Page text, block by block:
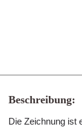
Beschreibung:
Die Zeichnung ist